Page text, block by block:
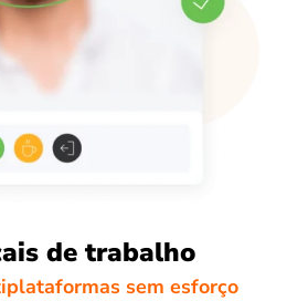
de trabalho
sem esforço